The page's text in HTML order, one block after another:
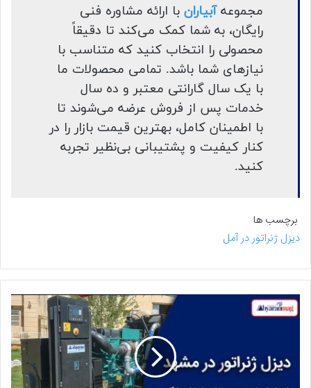
مجموعهآبیاران با ارائه مشاوره فنی
رایگان، به شما کمک می‌کند تا دقیقاً
محصولی را انتخاب کنید که متناسب با
نیازهای شما باشد. تمامی محصولات ما
با یک سال گارانتی معتبر و ده سال
خدمات پس از فروش عرضه می‌شوند تا
با اطمینان کامل، بهترین قیمت بازار را در
کنار کیفیت و پشتیبانی بی‌نظیر تجربه
کنید.
برچسب ها
دیزل ژنراتور در آمل